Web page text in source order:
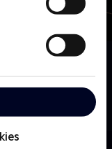
at klare sig bedst